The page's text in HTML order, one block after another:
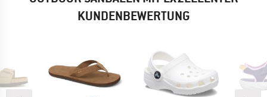
KUNDENBEWERTUNG